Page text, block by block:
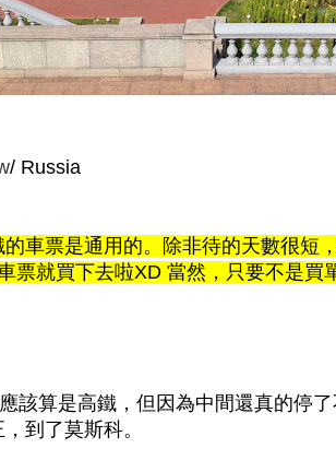
/ Russia
車票是通用的。除非待的天數很短
票就買下去啦XD 當然，只要不是買
該算是高鐵，但因為中間還真的停
到了莫斯科。